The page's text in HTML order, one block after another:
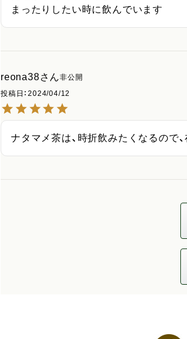
まったりしたい時に飲んでいます
reona38
非公開
投稿日
2024/04/12
ナタマメ茶は、時折飲みたくなるので